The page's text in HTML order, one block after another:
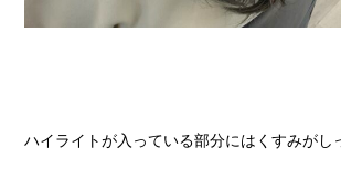
ハイライトが入っている部分にはくすみがし